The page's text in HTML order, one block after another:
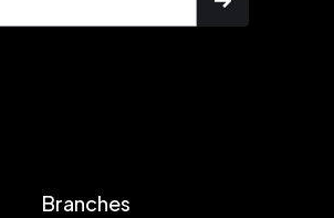
Branches